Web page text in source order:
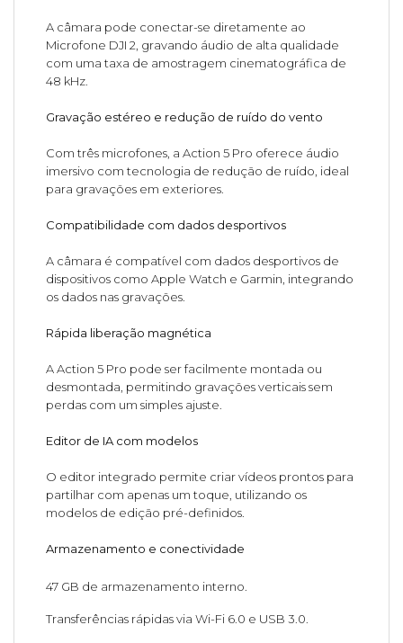
A câmara pode conectar-se diretamente ao
Microfone DJI 2, gravando áudio de alta qualidade
com uma taxa de amostragem cinematográfica de
48 kHz.
Gravação estéreo e redução de ruído do vento
Com três microfones, a Action 5 Pro oferece áudio
imersivo com tecnologia de redução de ruído, ideal
para gravações em exteriores.
Compatibilidade com dados desportivos
A câmara é compatível com dados desportivos de
dispositivos como Apple Watch e Garmin, integrando
os dados nas gravações.
Rápida liberação magnética
A Action 5 Pro pode ser facilmente montada ou
desmontada, permitindo gravações verticais sem
perdas com um simples ajuste.
Editor de IA com modelos
O editor integrado permite criar vídeos prontos para
partilhar com apenas um toque, utilizando os
modelos de edição pré-definidos.
Armazenamento e conectividade
47 GB de armazenamento interno.
Transferências rápidas via Wi-Fi 6.0 e USB 3.0.